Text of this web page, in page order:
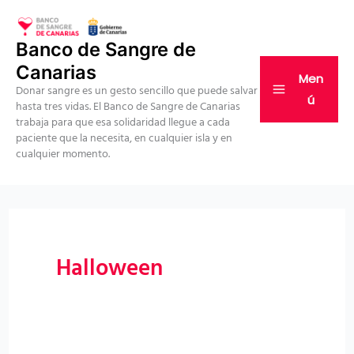
contenido
Banco de Sangre de
Canarias
Donar sangre es un gesto sencillo que puede salvar
hasta tres vidas. El Banco de Sangre de Canarias
trabaja para que esa solidaridad llegue a cada
paciente que la necesita, en cualquier isla y en
cualquier momento.
Men
ú
Halloween